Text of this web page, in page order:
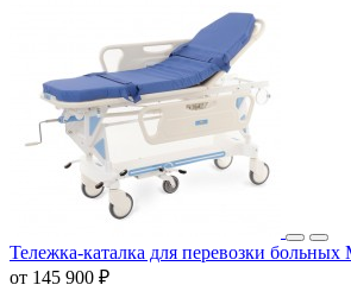
Тележка-каталка для перевозки
от 145 900 ₽